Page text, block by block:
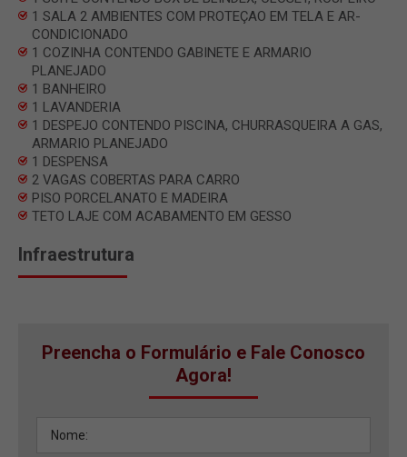
1 SALA 2 AMBIENTES COM PROTEÇAO EM TELA E AR-
CONDICIONADO
1 COZINHA CONTENDO GABINETE E ARMARIO
PLANEJADO
1 BANHEIRO
1 LAVANDERIA
1 DESPEJO CONTENDO PISCINA, CHURRASQUEIRA A GAS,
ARMARIO PLANEJADO
1 DESPENSA
2 VAGAS COBERTAS PARA CARRO
PISO PORCELANATO E MADEIRA
TETO LAJE COM ACABAMENTO EM GESSO
Infraestrutura
Preencha o Formulário e Fale Conosco
Agora!